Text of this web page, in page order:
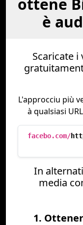
ottene
è
Scaricate
L'approcciu più
à qualsiasi
facebo.com/
In
media
1.